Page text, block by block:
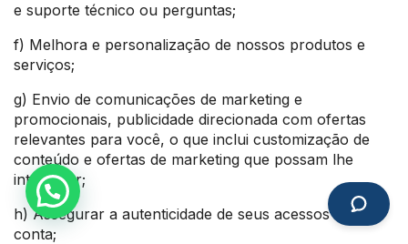
e suporte técnico ou perguntas;
f) Melhora e personalização de nossos produtos e
serviços;
g) Envio de comunicações de marketing e
promocionais, publicidade direcionada com ofertas
relevantes para você, o que inclui customização de
conteúdo e ofertas de marketing que possam lhe
interessar;
h) Assegurar a autenticidade de seus acessos à sua
conta;